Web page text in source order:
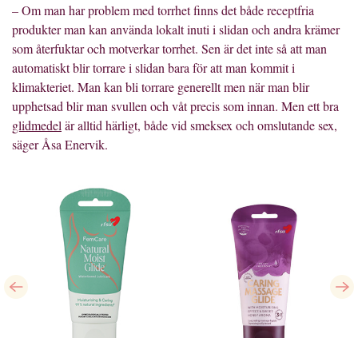
– Om man har problem med torrhet finns det både receptfria
produkter man kan använda lokalt inuti i slidan och andra krämer
som återfuktar och motverkar torrhet. Sen är det inte så att man
automatiskt blir torrare i slidan bara för att man kommit i
klimakteriet. Man kan bli torrare generellt men när man blir
upphetsad blir man svullen och våt precis som innan. Men ett bra
glidmedel är alltid härligt, både vid smeksex och omslutande sex,
säger Åsa Enervik.